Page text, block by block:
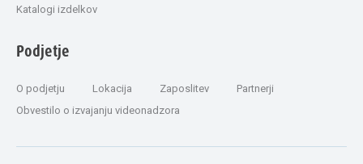
Katalogi izdelkov
Podjetje
O podjetju Lokacija Zaposlitev
Partnerji
Obvestilo o izvajanju videonadzora